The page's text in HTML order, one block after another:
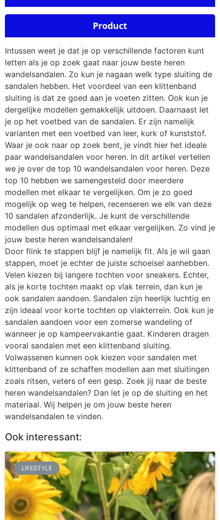
Product
Intussen weet je dat je op verschillende factoren kunt
letten als je op zoek gaat naar jouw beste heren
wandelsandalen. Zo kun je nagaan welk type sluiting de
sandalen hebben. Het voordeel van een klittenband
sluiting is dat ze goed aan je voeten zitten. Ook kun je
dergelijke modellen gemakkelijk uitdoen. Daarnaast let
je op het voetbed van de sandalen. Er zijn namelijk
varianten met een voetbed van leer, kurk of kunststof.
Waar je ook naar op zoek bent, je vindt hier het ideale
paar wandelsandalen voor heren. In dit artikel vertellen
we je over de top 10 wandelsandalen voor heren. Deze
top 10 hebben we samengesteld door meerdere
modellen met elkaar te vergelijken. Om je zo goed
mogelijk op weg te helpen, recenseren we elk van deze
10 sandalen afzonderlijk. Je kunt de verschillende
modellen dus optimaal met elkaar vergelijken. Zo vind je
jouw beste heren wandelsandalen!
Door flink te stappen blijf je namelijk fit. Als je wil gaan
stappen, moet je echter de juiste schoeisel aanhebben.
Velen kiezen bij langere tochten voor sneakers. Echter,
als je korte tochten maakt op vlak terrein, dan kun je
ook sandalen aandoen. Sandalen zijn heerlijk luchtig en
zijn ideaal voor korte tochten op vlakterrein. Ook kun je
sandalen aandoen voor een zomerse wandeling of
wanneer je op kampeervakantie gaat. Kinderen dragen
vooral sandalen met een klittenband sluiting.
Volwassenen kunnen ook kiezen voor sandalen met
klittenband of ze schaffen modellen aan met sluitingen
zoals ritsen, veters of een gesp. Zoek jij naar de beste
heren wandelsandalen? Dan let je op de sluiting en het
materiaal. Wij helpen je om jouw beste heren
wandelsandalen te vinden.
Ook interessant:
LIFESTYLE